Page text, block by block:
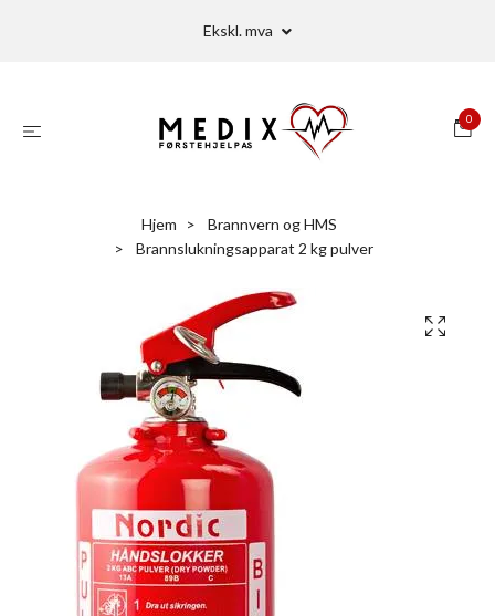
Ekskl. mva
0
Hjem
Brannvern og HMS
Brannslukningsapparat 2 kg pulver